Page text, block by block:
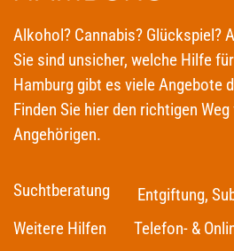
Alkohol? Cannabis? Glückspiel?
Sie sind unsicher, welche Hilfe
Hamburg gibt es viele Angebote
Finden Sie hier den richtigen
Angehörigen.
Suchtberatung
Entgiftung,
Weitere Hilfen
Telefon- &